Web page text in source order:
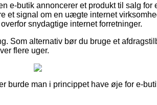
e-butik annoncerer et produkt til salg for
et signal om en uægte internet
snydagtige internet forretninger.
Som alternativ bør du bruge et
flere uger.
burde man i princippet have øje for e-